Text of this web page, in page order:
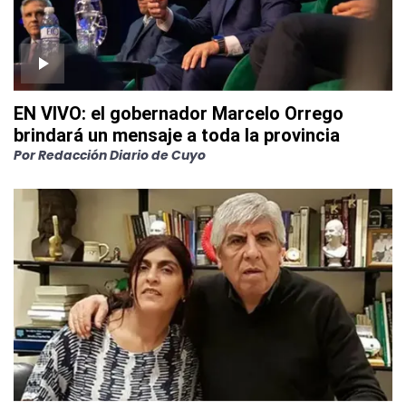
EN VIVO: el gobernador Marcelo Orrego
brindará un mensaje a toda la provincia
PorRedacción Diario de Cuyo